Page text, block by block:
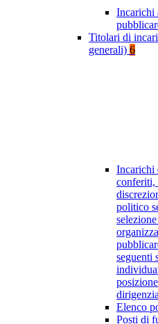
Incarichi
Titolari di
generali) 6
Incarichi
politico
seguenti
Elenco
Posti di